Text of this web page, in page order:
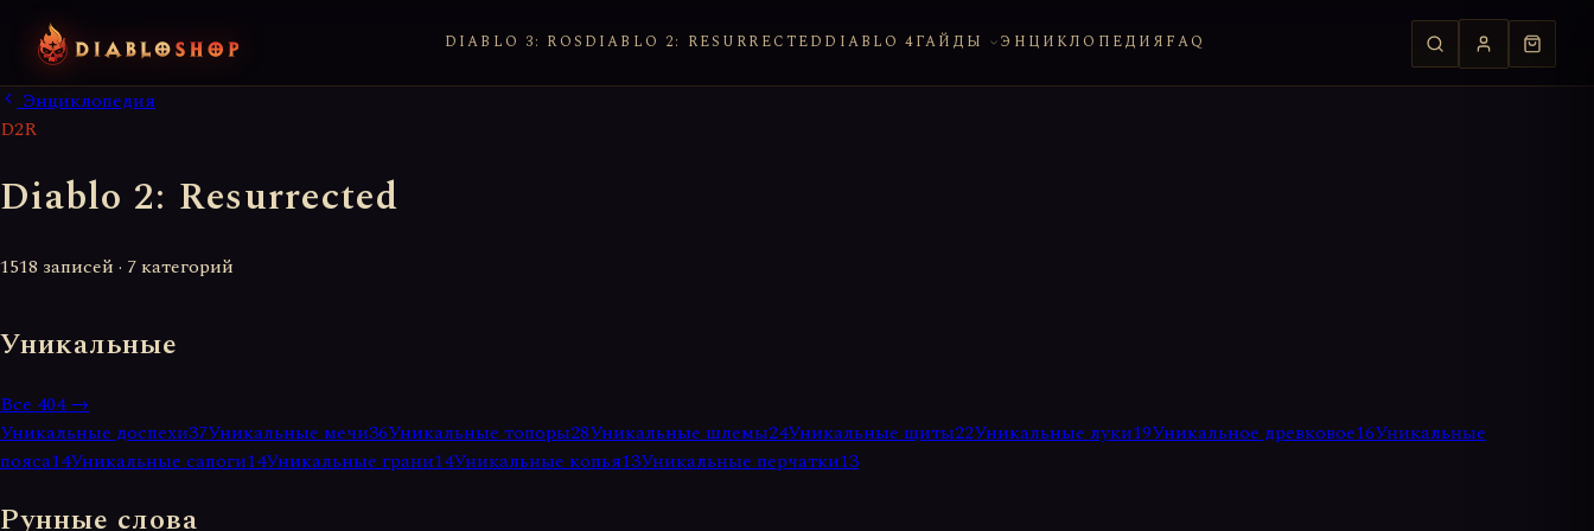
DIABLO 3: ROS DIABLO 2: RESURRECTED DIABLO 4ГАЙДЫ ЭНЦИКЛОПЕДИЯ FAQ
Энциклопедия
D2R
Diablo 2: Resurrected
1518 записей · 7 категорий
Уникальные
Все 404→
Уникальные доспехи37Уникальные мечи36Уникальные топоры28Уникальные шлемы24Уникальные щиты22Уникальные луки19Уникальное древковое16Уникальные
пояса14Уникальные сапоги14Уникальные грани14Уникальные копья13Уникальные перчатки13
Рунные слова